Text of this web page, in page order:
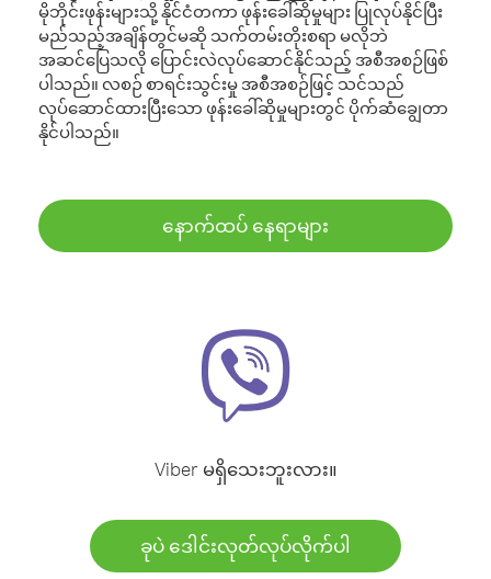
မိုဘိုင်းဖုန်းများသို့ နိုင်ငံတကာ ဖုန်းခေါ်ဆိုမှုများ ပြုလုပ်နိုင်ပြီး
မည်သည့်အချိန်တွင်မဆို သက်တမ်းတိုးစရာ မလိုဘဲ
အဆင်ပြေသလို ပြောင်းလဲလုပ်ဆောင်နိုင်သည့် အစီအစဉ်ဖြစ်
ပါသည်။ လစဉ် စာရင်းသွင်းမှု အစီအစဉ်ဖြင့် သင်သည်
လုပ်ဆောင်ထားပြီးသော ဖုန်းခေါ်ဆိုမှုများတွင် ပိုက်ဆံချွေတာ
နိုင်ပါသည်။
နောက်ထပ် နေရာများ
Viber မရှိသေးဘူးလား။
ခုပဲ ဒေါင်းလုတ်လုပ်လိုက်ပါ